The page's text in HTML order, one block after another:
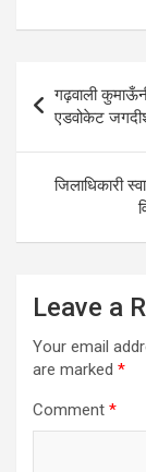
t
s
A
p
p
e
b
o
o
k
navigation
गढ़वाली
एडवोकेट
जिलाधिकारी
Leave a
Your email
are marked *
Comment *